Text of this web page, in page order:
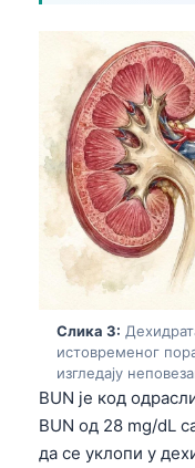
Слика 3:
истовременог
изгледају
BUN је код
BUN од 28 mg/dL
да се уклопи у